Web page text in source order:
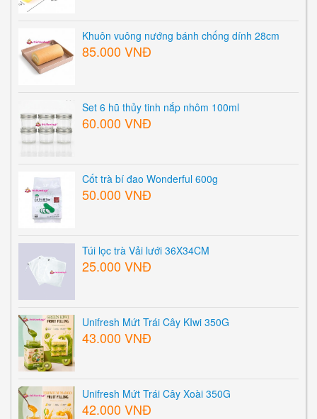
Khuôn vuông nướng bánh chống dính 28cm
85.000 VNĐ
Set 6 hũ thủy tinh nắp nhôm 100ml
60.000 VNĐ
Cốt trà bí đao Wonderful 600g
50.000 VNĐ
Túi lọc trà Vải lưới 36X34CM
25.000 VNĐ
Unifresh Mứt Trái Cây KIwi 350G
43.000 VNĐ
Unifresh Mứt Trái Cây Xoài 350G
42.000 VNĐ